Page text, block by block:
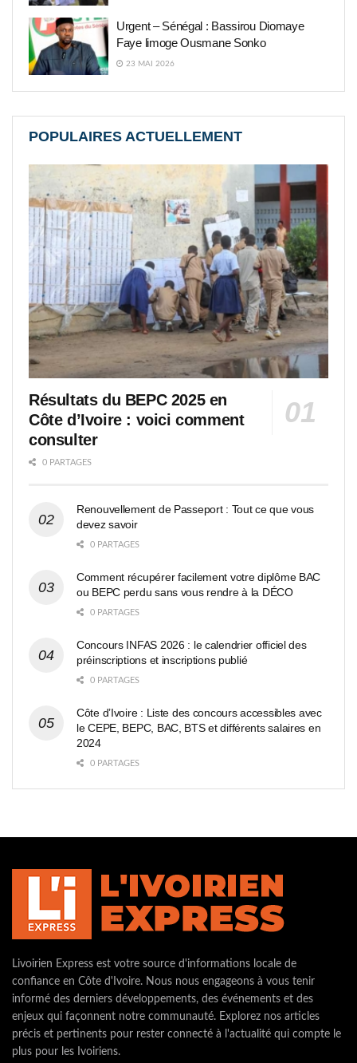
Urgent – Sénégal : Bassirou Diomaye
Faye limoge Ousmane Sonko
23 MAI 2026
POPULAIRES ACTUELLEMENT
Résultats du BEPC 2025 en
Côte d’Ivoire : voici comment
consulter
0 PARTAGES
Renouvellement de Passeport : Tout ce que vous
devez savoir
0 PARTAGES
Comment récupérer facilement votre diplôme BAC
ou BEPC perdu sans vous rendre à la DÉCO
0 PARTAGES
Concours INFAS 2026 : le calendrier officiel des
préinscriptions et inscriptions publié
0 PARTAGES
Côte d’Ivoire : Liste des concours accessibles avec
le CEPE, BEPC, BAC, BTS et différents salaires en
2024
0 PARTAGES
Livoirien Express est votre source d'informations locale de
confiance en Côte d'Ivoire. Nous nous engageons à vous tenir
informé des derniers développements, des événements et des
enjeux qui façonnent notre communauté. Explorez nos articles
précis et pertinents pour rester connecté à l'actualité qui compte le
plus pour les Ivoiriens.